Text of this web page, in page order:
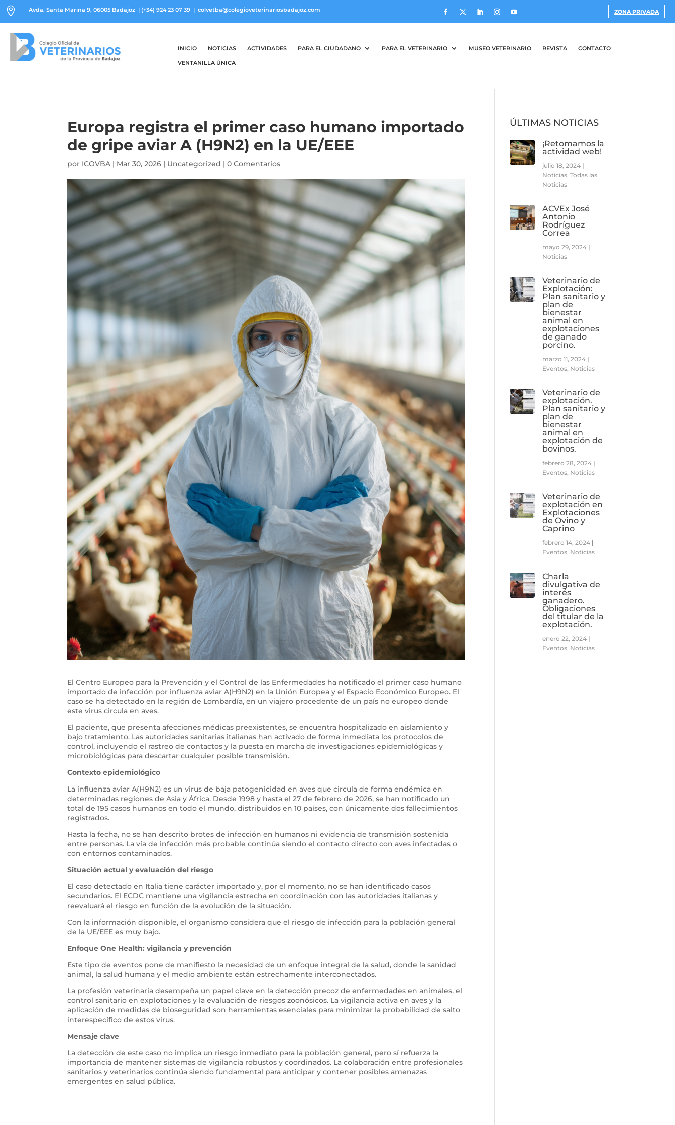
 Avda. Santa Marina 9, 06005 Badajoz | (+34) 924 23 07 39 | colvetba@colegioveterinariosbadajoz.com ZONA PRIVADA
INICIO NOTICIAS ACTIVIDADES PARA EL CIUDADANO PARA EL VETERINARIO MUSEO VETERINARIO REVISTA CONTACTO
VENTANILLA ÚNICA
Europa registra el primer caso humano importado
de gripe aviar A (H9N2) en la UE/EEE
por ICOVBA | Mar 30, 2026 | Uncategorized |0 Comentarios
El Centro Europeo para la Prevención y el Control de las Enfermedades ha notificado el primer caso humano
importado de infección por influenza aviar A(H9N2) en la Unión Europea y el Espacio Económico Europeo. El
caso se ha detectado en la región de Lombardía, en un viajero procedente de un país no europeo donde
este virus circula en aves.
El paciente, que presenta afecciones médicas preexistentes, se encuentra hospitalizado en aislamiento y
bajo tratamiento. Las autoridades sanitarias italianas han activado de forma inmediata los protocolos de
control, incluyendo el rastreo de contactos y la puesta en marcha de investigaciones epidemiológicas y
microbiológicas para descartar cualquier posible transmisión.
Contexto epidemiológico
La influenza aviar A(H9N2) es un virus de baja patogenicidad en aves que circula de forma endémica en
determinadas regiones de Asia y África. Desde 1998 y hasta el 27 de febrero de 2026, se han notificado un
total de 195 casos humanos en todo el mundo, distribuidos en 10 países, con únicamente dos fallecimientos
registrados.
Hasta la fecha, no se han descrito brotes de infección en humanos ni evidencia de transmisión sostenida
entre personas. La vía de infección más probable continúa siendo el contacto directo con aves infectadas o
con entornos contaminados.
Situación actual y evaluación del riesgo
El caso detectado en Italia tiene carácter importado y, por el momento, no se han identificado casos
secundarios. El ECDC mantiene una vigilancia estrecha en coordinación con las autoridades italianas y
reevaluará el riesgo en función de la evolución de la situación.
Con la información disponible, el organismo considera que el riesgo de infección para la población general
de la UE/EEE es muy bajo.
Enfoque One Health: vigilancia y prevención
Este tipo de eventos pone de manifiesto la necesidad de un enfoque integral de la salud, donde la sanidad
animal, la salud humana y el medio ambiente están estrechamente interconectados.
La profesión veterinaria desempeña un papel clave en la detección precoz de enfermedades en animales, el
control sanitario en explotaciones y la evaluación de riesgos zoonósicos. La vigilancia activa en aves y la
aplicación de medidas de bioseguridad son herramientas esenciales para minimizar la probabilidad de salto
interespecífico de estos virus.
Mensaje clave
La detección de este caso no implica un riesgo inmediato para la población general, pero sí refuerza la
importancia de mantener sistemas de vigilancia robustos y coordinados. La colaboración entre profesionales
sanitarios y veterinarios continúa siendo fundamental para anticipar y contener posibles amenazas
emergentes en salud pública.
ÚLTIMAS NOTICIAS
¡Retomamos la
actividad web!
julio 18, 2024 |
Noticias,Todas las
Noticias
ACVEx José
Antonio
Rodríguez
Correa
mayo 29, 2024 |
Noticias
Veterinario de
Explotación:
Plan sanitario y
plan de
bienestar
animal en
explotaciones
de ganado
porcino.
marzo 11, 2024 |
Eventos, Noticias
Veterinario de
explotación.
Plan sanitario y
plan de
bienestar
animal en
explotación de
bovinos.
febrero 28, 2024 |
Eventos, Noticias
Veterinario de
explotación en
Explotaciones
de Ovino y
Caprino
febrero 14, 2024 |
Eventos, Noticias
Charla
divulgativa de
interés
ganadero.
Obligaciones
del titular de la
explotación.
enero 22, 2024 |
Eventos, Noticias